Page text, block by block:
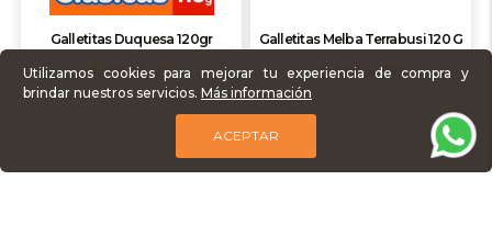
Galletitas Duquesa 120gr
$ 1.824,20
Galletitas Melba Terrabusi 120 G
$ 1.824,20
Utilizamos cookies para mejorar tu experiencia de compra y
brindar nuestros servicios. Más información
ACEPTAR